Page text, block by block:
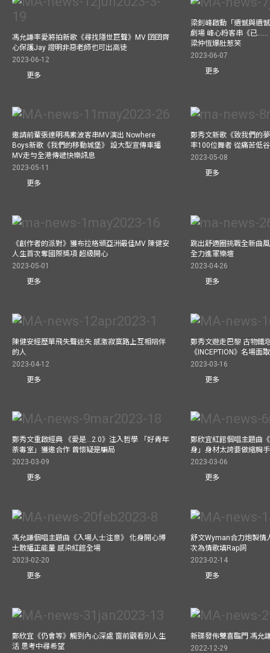
馮允謙率愛將拍新歌《尋找隱世巨聲》MV 囝囝齊
心保護Jay 證明非惡老師也可出高徒
2023-06-12
更多
梁釗峰啟動「遺憾與遺
劇場 峰心粉客串《已
梁仲恆爆肚惹笑
2023-06-07
更多
邀請前輩張達明馮素波客串MV演出 Nowhere
Boys新歌《我們的移動城堡》 設大型宣傳車播
MV走勻全港傳遞快樂訊息
2023-05-11
更多
鄭秀文新歌《致我們的
率100位舞者 從痛苦低
2023-05-08
更多
《創作者的派對》獲布拉格頒亞洲最佳MV 陳健安
人生首次奪國際獎項 超級開心
2023-05-01
更多
跳出舒適圈挑戰全新曲
全力進軍樂壇
2023-04-26
更多
陳健安經歷單飛失聲迷失 感激寂寞路上互相陪伴
的人
2023-04-12
更多
鄭秀文遊走巴黎 古物鐵
《INCEPTION》名場面
2023-03-16
更多
鄭秀文重啟經典 《愛是...2.0》注入哲學 「好青年
荼毒室」獲邀合作 曾懷疑是騙局
2023-03-09
更多
鄭欣宜紅館個唱主題曲
身」身材太誇要做縮胸
2023-03-06
更多
馮允謙個唱主題曲《入場人士注意》 化身開心博
士散播正能量 感染紅館全場
2023-02-20
更多
舒文Wyman合力炮製情
次為情歌填Rap詞
2023-02-14
更多
鄭欣宜《仍會等》觸到內心深處 窗前觀看別人生
活 思考中尋希望
新碟發佈雙喜臨門 馮允
2022-12-29